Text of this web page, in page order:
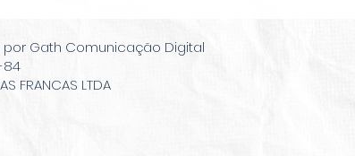
Gath Comunicação Digital
84
FRANCAS LTDA